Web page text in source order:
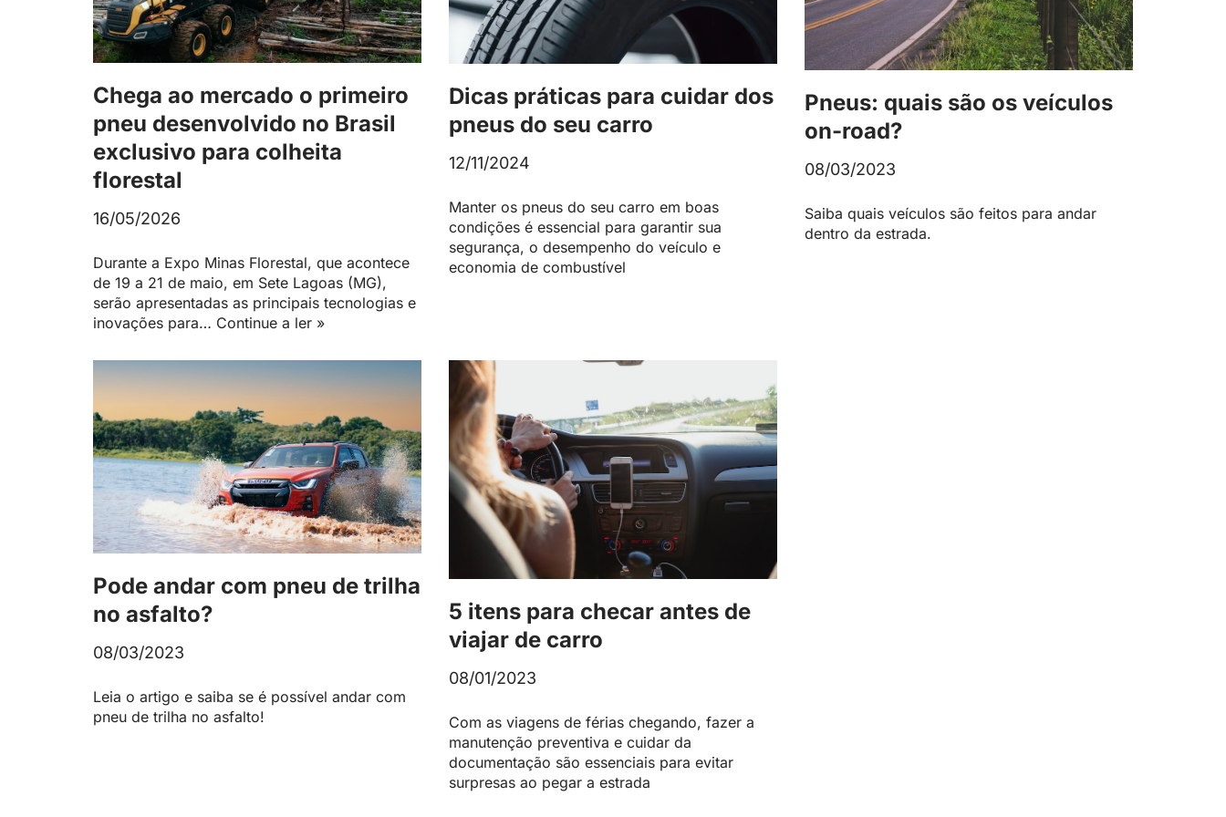
Chega ao mercado o primeiro
pneu desenvolvido no Brasil
exclusivo para colheita
florestal
16/05/2026
Durante a Expo Minas Florestal, que acontece
de 19 a 21 de maio, em Sete Lagoas (MG),
serão apresentadas as principais tecnologias e
inovações para… Continue a ler »
Dicas práticas para cuidar dos
pneus do seu carro
12/11/2024
Manter os pneus do seu carro em boas
condições é essencial para garantir sua
segurança, o desempenho do veículo e
economia de combustível
Pneus: quais são os veículos
on-road?
08/03/2023
Saiba quais veículos são feitos para andar
dentro da estrada.
Pode andar com pneu de trilha
no asfalto?
08/03/2023
Leia o artigo e saiba se é possível andar com
pneu de trilha no asfalto!
5 itens para checar antes de
viajar de carro
08/01/2023
Com as viagens de férias chegando, fazer a
manutenção preventiva e cuidar da
documentação são essenciais para evitar
surpresas ao pegar a estrada